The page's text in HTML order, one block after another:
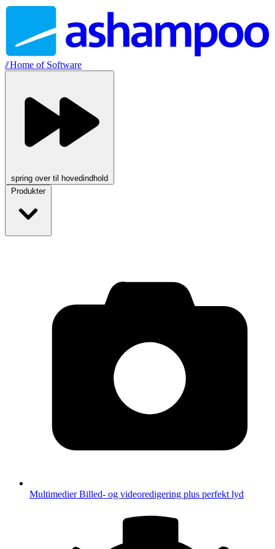
//Home of Software
spring over til hovedindhold
Produkter
MultimedierBilled- og videoredigering plus perfekt lyd